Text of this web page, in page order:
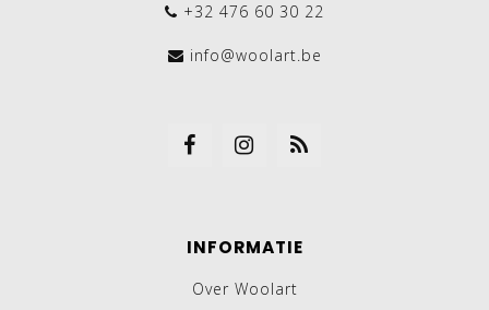
+32 476 60 30 22
info@woolart.be
INFORMATIE
Over Woolart